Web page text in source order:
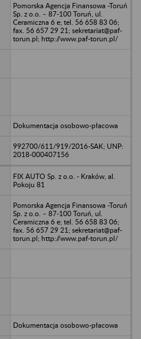
Pomorska Agencja Finansowa -Toruń
Sp. z o.o. – 87-100 Toruń, ul.
Ceramiczna 6 e; tel. 56 658 83 06;
fax. 56 657 29 21; sekretariat@paf-
torun.pl; http://www.paf-torun.pl/
Dokumentacja osobowo-płacowa
992700/611/919/2016-SAK; UNP:
2018-000407156
FIX AUTO Sp. z o.o. - Kraków, al.
Pokoju 81
Pomorska Agencja Finansowa -Toruń
Sp. z o.o. – 87-100 Toruń, ul.
Ceramiczna 6 e; tel. 56 658 83 06;
fax. 56 657 29 21; sekretariat@paf-
torun.pl; http://www.paf-torun.pl/
Dokumentacja osobowo-płacowa